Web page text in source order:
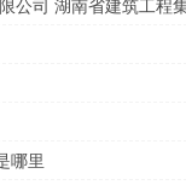
公司 湖南省建筑工程
哪里